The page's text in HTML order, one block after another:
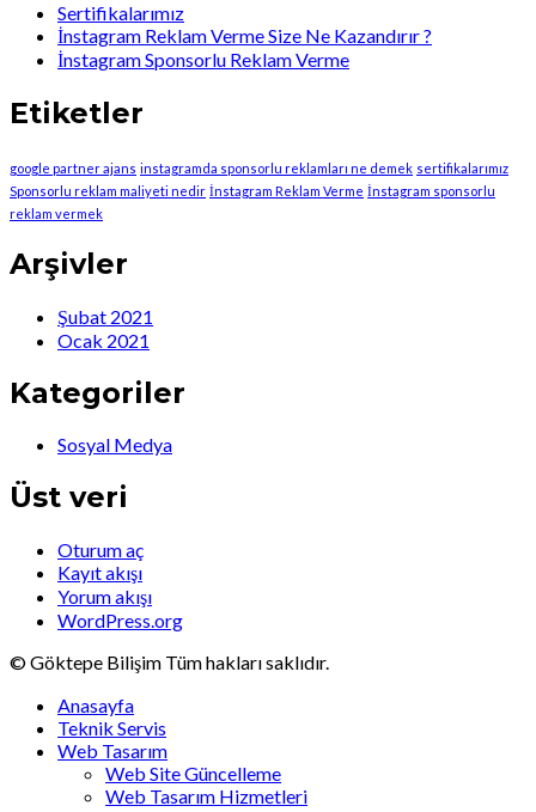
Sertifikalarımız
İnstagram Reklam Verme Size Ne Kazandırır ?
İnstagram Sponsorlu Reklam Verme
Etiketler
google partner ajans instagramda sponsorlu reklamları ne demek sertifikalarımız
Sponsorlu reklam maliyeti nedir İnstagram Reklam Verme İnstagram sponsorlu
reklam vermek
Arşivler
Şubat 2021
Ocak 2021
Kategoriler
Sosyal Medya
Üst veri
Oturum aç
Kayıt akışı
Yorum akışı
WordPress.org
© Göktepe Bilişim Tüm hakları saklıdır.
Anasayfa
Teknik Servis
Web Tasarım
Web Site Güncelleme
Web Tasarım Hizmetleri